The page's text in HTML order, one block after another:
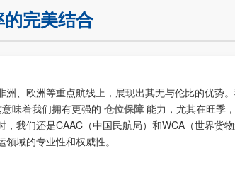
完美结合
、欧洲等重点航线上，展现出其无与伦比的优势
味着我们拥有更强的 仓位保障 能力，尤其在旺季
我们还是CAAC（中国民航局）和WCA（世界货
域的专业性和权威性。